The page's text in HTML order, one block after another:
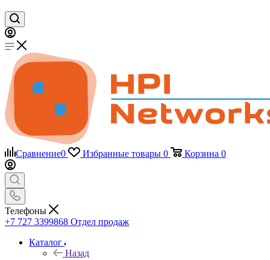
Сравнение0 Избранные товары 0 Корзина 0
Телефоны
+7 727 3399868 Отдел продаж
Каталог
Назад